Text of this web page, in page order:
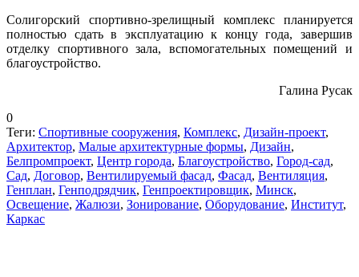
Солигорский спортивно-зрелищный комплекс планируется
полностью сдать в эксплуатацию к концу года, завершив
отделку спортивного зала, вспомогательных помещений и
благоустройство.
Галина Русак
0
Теги: Спортивные сооружения, Комплекс, Дизайн-проект,
Архитектор, Малые архитектурные формы, Дизайн,
Белпромпроект, Центр города, Благоустройство, Город-сад,
Сад, Договор, Вентилируемый фасад, Фасад, Вентиляция,
Генплан, Генподрядчик, Генпроектировщик, Минск,
Освещение, Жалюзи, Зонирование, Оборудование, Институт,
Каркас